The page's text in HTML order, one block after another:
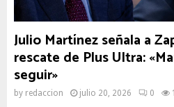
Julio Martínez señala a
rescate de Plus Ultra:
seguir»
by redaccion julio 20, 2026 0